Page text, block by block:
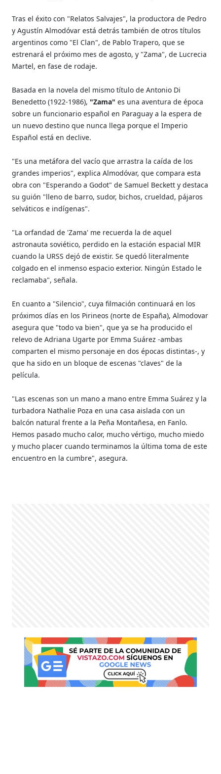
Tras el éxito con "Relatos Salvajes", la productora de Pedro
y Agustín Almodóvar está detrás también de otros títulos
argentinos como "El Clan", de Pablo Trapero, que se
estrenará el próximo mes de agosto, y "Zama", de Lucrecia
Martel, en fase de rodaje.
Basada en la novela del mismo título de Antonio Di
Benedetto (1922-1986), "Zama"es una aventura de época
sobre un funcionario español en Paraguay a la espera de
un nuevo destino que nunca llega porque el Imperio
Español está en declive.
"Es una metáfora del vacío que arrastra la caída de los
grandes imperios", explica Almodóvar, que compara esta
obra con "Esperando a Godot" de Samuel Beckett y destaca
su guión "lleno de barro, sudor, bichos, crueldad, pájaros
selváticos e indígenas".
"La orfandad de 'Zama' me recuerda la de aquel
astronauta soviético, perdido en la estación espacial MIR
cuando la URSS dejó de existir. Se quedó literalmente
colgado en el inmenso espacio exterior. Ningún Estado le
reclamaba", señala.
En cuanto a "Silencio", cuya filmación continuará en los
próximos días en los Pirineos (norte de España), Almodovar
asegura que "todo va bien", que ya se ha producido el
relevo de Adriana Ugarte por Emma Suárez -ambas
comparten el mismo personaje en dos épocas distintas-, y
que ha sido en un bloque de escenas "claves" de la
película.
"Las escenas son un mano a mano entre Emma Suárez y la
turbadora Nathalie Poza en una casa aislada con un
balcón natural frente a la Peña Montañesa, en Fanlo.
Hemos pasado mucho calor, mucho vértigo, mucho miedo
y mucho placer cuando terminamos la última toma de este
encuentro en la cumbre", asegura.